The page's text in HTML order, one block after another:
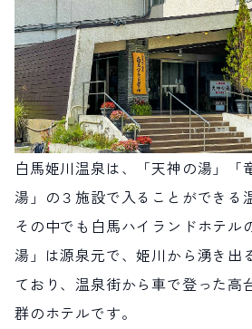
白馬姫川温泉は、「天神の湯」「
湯」の３施設で入ることができる
その中でも白馬ハイランドホテル
湯」は源泉元で、姫川から湧き出
ており、温泉街から車で登った高
群のホテルです。